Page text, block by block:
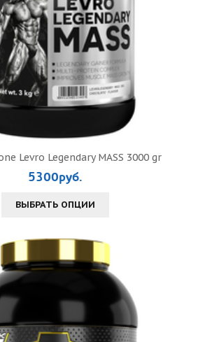
Levro Legendary MASS 3000 gr
5300руб.
ВЫБРАТЬ ОПЦИИ